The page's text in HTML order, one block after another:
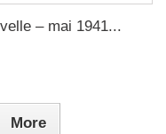
– mai 1941...
More